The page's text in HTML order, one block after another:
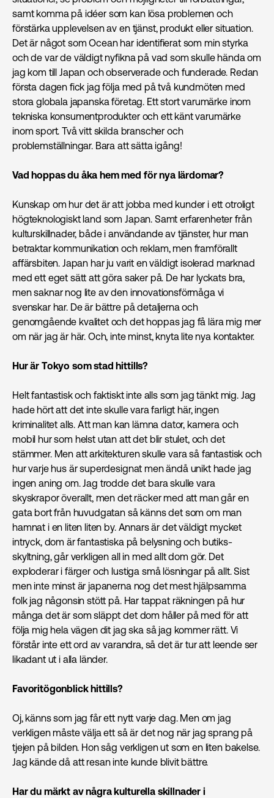
samt komma på idéer som kan lösa problemen och
förstärka upplevelsen av en tjänst, produkt eller situation.
Det är något som Ocean har identifierat som min styrka
och de var de väldigt nyfikna på vad som skulle hända om
jag kom till Japan och observerade och funderade. Redan
första dagen fick jag följa med på två kundmöten med
stora globala japanska företag. Ett stort varumärke inom
tekniska konsumentprodukter och ett känt varumärke
inom sport. Två vitt skilda branscher och
problemställningar. Bara att sätta igång!
Vad hoppas du åka hem med för nya lärdomar?
Kunskap om hur det är att jobba med kunder i ett otroligt
högteknologiskt land som Japan. Samt erfarenheter från
kulturskillnader, både i användande av tjänster, hur man
betraktar kommunikation och reklam, men framförallt
affärsbiten. Japan har ju varit en väldigt isolerad marknad
med ett eget sätt att göra saker på. De har lyckats bra,
men saknar nog lite av den innovationsförmåga vi
svenskar har. De är bättre på detaljerna och
genomgående kvalitet och det hoppas jag få lära mig mer
om när jag är här. Och, inte minst, knyta lite nya kontakter.
Hur är Tokyo som stad hittills?
Helt fantastisk och faktiskt inte alls som jag tänkt mig. Jag
hade hört att det inte skulle vara farligt här, ingen
kriminalitet alls. Att man kan lämna dator, kamera och
mobil hur som helst utan att det blir stulet, och det
stämmer. Men att arkitekturen skulle vara så fantastisk och
hur varje hus är superdesignat men ändå unikt hade jag
ingen aning om. Jag trodde det bara skulle vara
skyskrapor överallt, men det räcker med att man går en
gata bort från huvudgatan så känns det som om man
hamnat i en liten liten by. Annars är det väldigt mycket
intryck, dom är fantastiska på belysning och butiks-
skyltning, går verkligen all in med allt dom gör. Det
exploderar i färger och lustiga små lösningar på allt. Sist
men inte minst är japanerna nog det mest hjälpsamma
folk jag någonsin stött på. Har tappat räkningen på hur
många det är som släppt det dom håller på med för att
följa mig hela vägen dit jag ska så jag kommer rätt. Vi
förstår inte ett ord av varandra, så det är tur att leende ser
likadant ut i alla länder.
Favoritögonblick hittills?
Oj, känns som jag får ett nytt varje dag. Men om jag
verkligen måste välja ett så är det nog när jag sprang på
tjejen på bilden. Hon såg verkligen ut som en liten bakelse.
Jag kände då att resan inte kunde blivit bättre.
Har du märkt av några kulturella skillnader i